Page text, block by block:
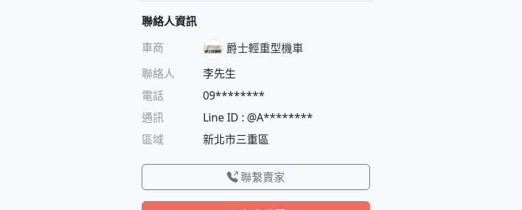
聯絡人資訊
車商
爵士輕重型機車
聯絡人
李先生
電話
09********
通訊
Line ID : @A********
區域
新北市三重區
聯繫賣家